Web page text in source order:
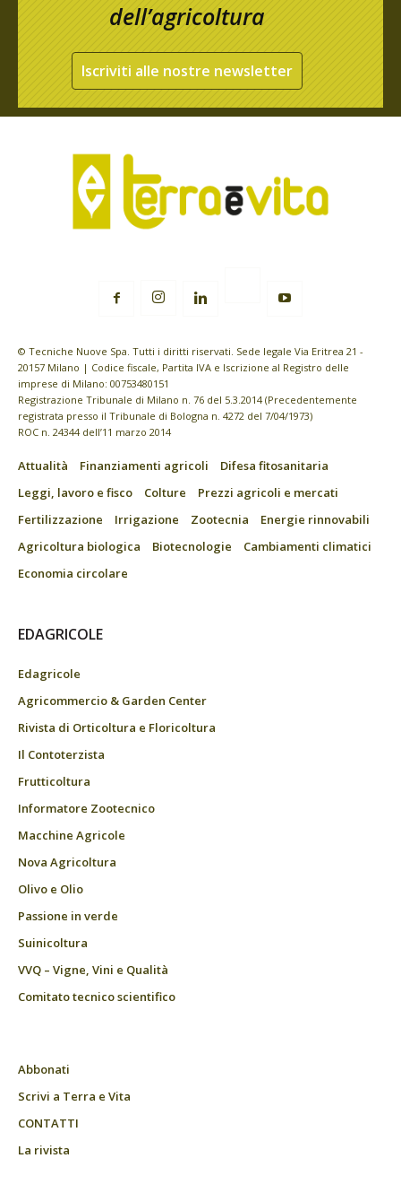
dell’agricoltura
Iscriviti alle nostre newsletter
© Tecniche Nuove Spa. Tutti i diritti riservati. Sede legale Via Eritrea 21 -
20157 Milano | Codice fiscale, Partita IVA e Iscrizione al Registro delle
imprese di Milano: 00753480151
Registrazione Tribunale di Milano n. 76 del 5.3.2014 (Precedentemente
registrata presso il Tribunale di Bologna n. 4272 del 7/04/1973)
ROC n. 24344 dell’11 marzo 2014
Attualità Finanziamenti agricoli
Difesa fitosanitaria
Leggi, lavoro e fisco
Colture
Prezzi agricoli e mercati
Fertilizzazione
Irrigazione Zootecnia
Energie rinnovabili
Agricoltura biologica
Biotecnologie
Cambiamenti climatici
Economia circolare
EDAGRICOLE
Edagricole
Agricommercio & Garden Center
Rivista di Orticoltura e Floricoltura
Il Contoterzista
Frutticoltura
Informatore Zootecnico
Macchine Agricole
Nova Agricoltura
Olivo e Olio
Passione in verde
Suinicoltura
VVQ – Vigne, Vini e Qualità
Comitato tecnico scientifico
Abbonati
Scrivi a Terra e Vita
CONTATTI
La rivista